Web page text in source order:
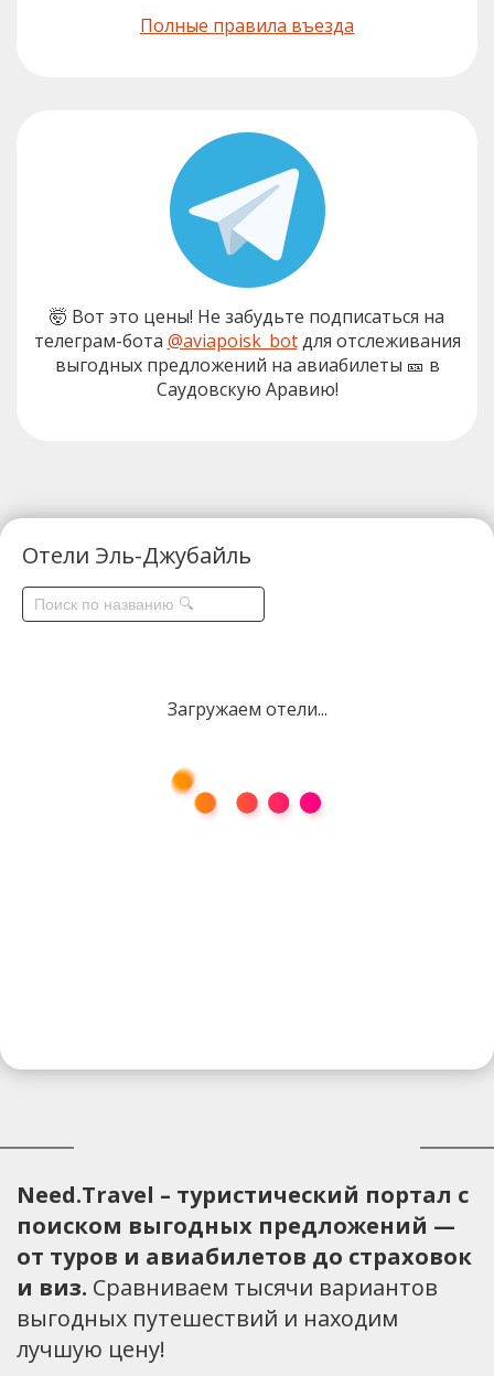
Полные правила въезда
🤯 Вот это цены! Не забудьте подписаться на
телеграм-бота @aviapoisk_botдля отслеживания
выгодных предложений на авиабилеты 🎫 в
Саудовскую Аравию!
Отели Эль-Джубайль
Загружаем отели...
Need.Travel – туристический портал с
поиском выгодных предложений —
от туров и авиабилетов до страховок
и виз. Сравниваем тысячи вариантов
выгодных путешествий и находим
лучшую цену!